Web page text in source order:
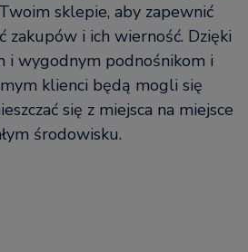
sklepie, aby zapewnić
i ich wierność. Dzięki
i wygodnym podnośnikom i
klienci będą mogli się
się z miejsca na miejsce
środowisku.